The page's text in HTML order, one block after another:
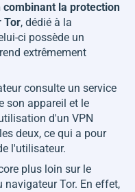
combinant la protection
Tor, dédié à la
ci possède un
extrêmement
consulte un service
son appareil et le
d'un VPN
deux, ce qui a pour
l'utilisateur.
plus loin sur le
navigateur Tor. En effet,